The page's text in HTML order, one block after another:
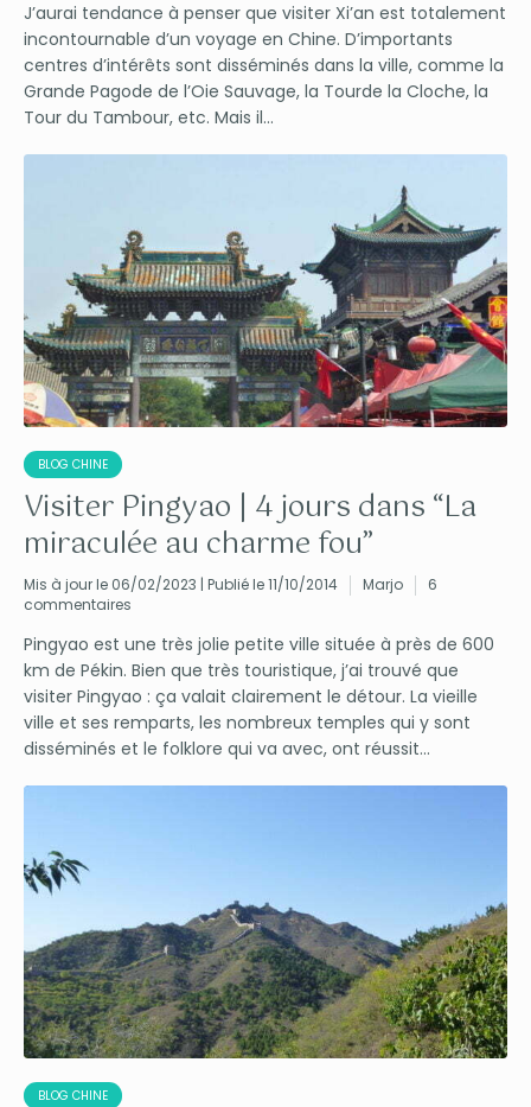
J’aurai tendance à penser que visiter Xi’an est totalement
incontournable d’un voyage en Chine. D’importants
centres d’intérêts sont disséminés dans la ville, comme la
Grande Pagode de l’Oie Sauvage, la Tourde la Cloche, la
Tour du Tambour, etc. Mais il...
BLOG CHINE
Visiter Pingyao | 4 jours dans “La
miraculée au charme fou”
Mis à jour le 06/02/2023 | Publié le 11/10/2014 Marjo
6
commentaires
Pingyao est une très jolie petite ville située à près de 600
km de Pékin. Bien que très touristique, j’ai trouvé que
visiter Pingyao : ça valait clairement le détour. La vieille
ville et ses remparts, les nombreux temples qui y sont
disséminés et le folklore qui va avec, ont réussit...
BLOG CHINE